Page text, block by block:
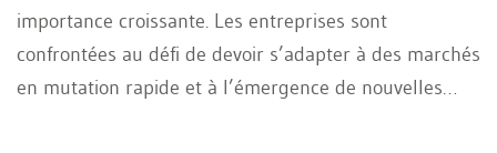
importance croissante. Les entreprises sont
confrontées au défi de devoir s’adapter à des marchés
en mutation rapide et à l’émergence de nouvelles